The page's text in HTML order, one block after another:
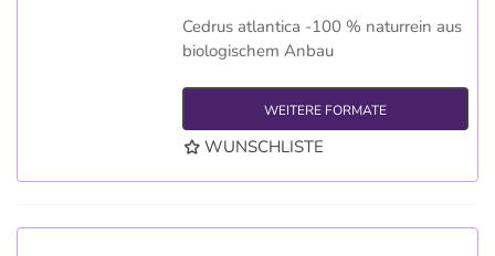
Cedrus atlantica -100 % naturrein aus
biologischem Anbau
WEITERE FORMATE
WUNSCHLISTE